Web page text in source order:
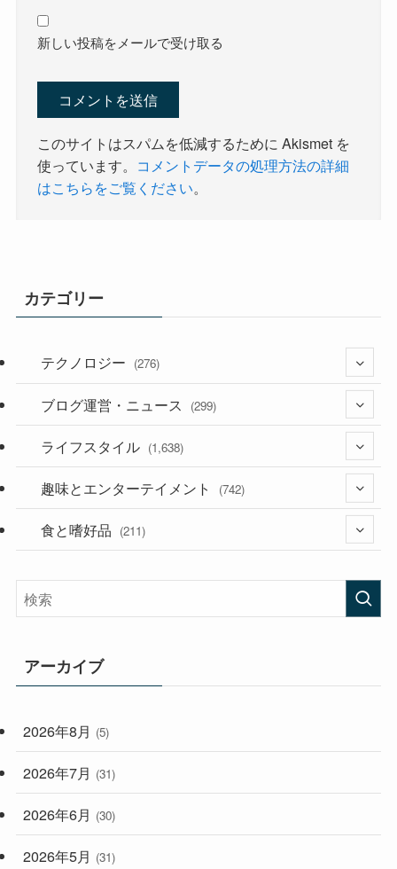
新しい投稿をメールで受け取る
このサイトはスパムを低減するために Akismet を
使っています。 コメントデータの処理方法の詳細
はこちらをご覧ください。
カテゴリー
テクノロジー (276)
(36)
(187)
ブログ運営・ニュース (299)
(118)
(181)
ライフスタイル (1,638)
(394)
(282)
(33)
(248)
趣味とエンターテイメント (742)
(56)
食と嗜好品 (211)
アーカイブ
2026年8月 (5)
2026年7月 (31)
2026年6月 (30)
2026年5月 (31)